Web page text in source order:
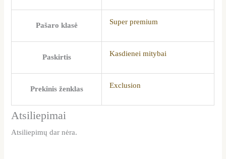
Pašaro klasė Super premium
Paskirtis Kasdienei mitybai
Prekinis ženklas Exclusion
Atsiliepimai
Atsiliepimų dar nėra.